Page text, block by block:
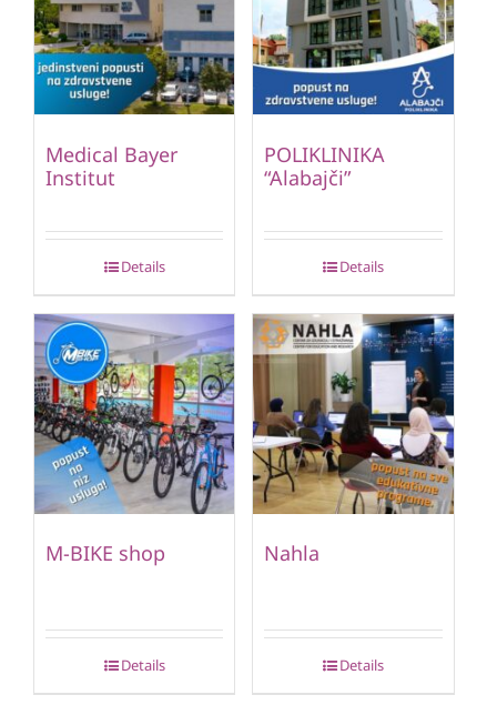
Medical Bayer
Institut
Details
POLIKLINIKA
“Alabajči”
Details
M-BIKE shop
Details
Nahla
Details